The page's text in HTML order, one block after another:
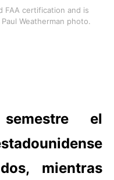
FAA certification and is
Weatherman photo.
el
mientras